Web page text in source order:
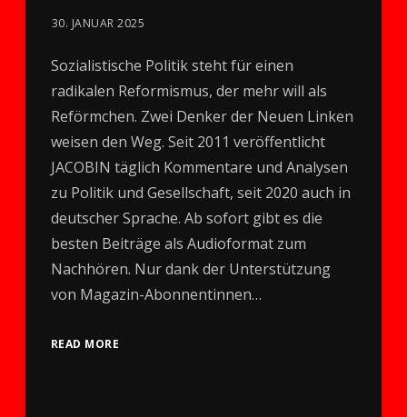
30. JANUAR 2025
Sozialistische Politik steht für einen
radikalen Reformismus, der mehr will als
Reförmchen. Zwei Denker der Neuen Linken
weisen den Weg. Seit 2011 veröffentlicht
JACOBIN täglich Kommentare und Analysen
zu Politik und Gesellschaft, seit 2020 auch in
deutscher Sprache. Ab sofort gibt es die
besten Beiträge als Audioformat zum
Nachhören. Nur dank der Unterstützung
von Magazin-Abonnentinnen…
READ MORE